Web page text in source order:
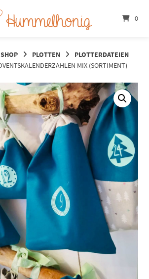
0
SHOP PLOTTEN
PLOTTERDATEIEN
MIX (SORTIMENT)